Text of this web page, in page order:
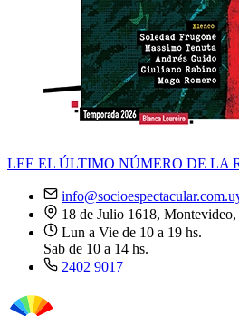
LEE EL ÚLTIMO NÚMERO DE LA
18 de Julio 1618,
Lun a Vie de 10 a 19 hs.
Sab de 10 a 14 hs.
2402 9017